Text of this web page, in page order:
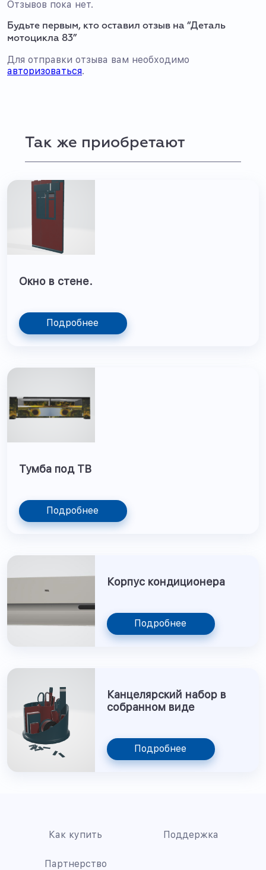
Отзывов пока нет.
Будьте первым, кто оставил отзыв на “Деталь
мотоцикла 83”
Для отправки отзыва вам необходимо
авторизоваться.
Так же приобретают
Окно в стене.
Подробнее
Тумба под ТВ
Подробнее
Корпус кондиционера
Подробнее
Канцелярский набор в
собранном виде
Подробнее
Как купить Поддержка
Партнерство